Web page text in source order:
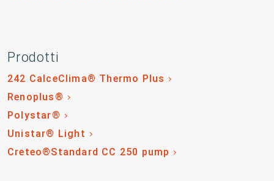
Prodotti
242 CalceClima® Thermo Plus
Renoplus®
Polystar®
Unistar® Light
Creteo®Standard CC 250 pump